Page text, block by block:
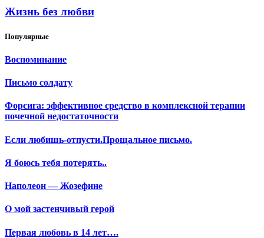
Жизнь без любви
Популярные
Воспоминание
Письмо солдату
Форсига: эффективное средство в комплексной терапии
почечной недостаточности
Если любишь-отпусти.Прощальное письмо.
Я боюсь тебя потерять..
Наполеон — Жозефине
О мой застенчивый герой
Первая любовь в 14 лет….